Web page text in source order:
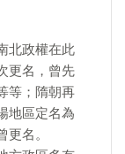
北政權在此
更名，曾先
等；隋朝再
地區定名為
名。